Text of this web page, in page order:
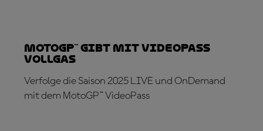
MotoGP™ gibt mit VideoPass
Vollgas
Verfolge die Saison 2025 LIVE und OnDemand
mit dem MotoGP™ VideoPass